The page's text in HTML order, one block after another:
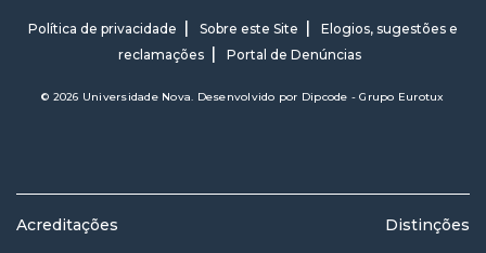
Política de privacidade Sobre este Site
Elogios, sugestões e
reclamações
Portal de Denúncias
© 2026 Universidade Nova. Desenvolvido por Dipcode - Grupo Eurotux
Acreditações Distinções